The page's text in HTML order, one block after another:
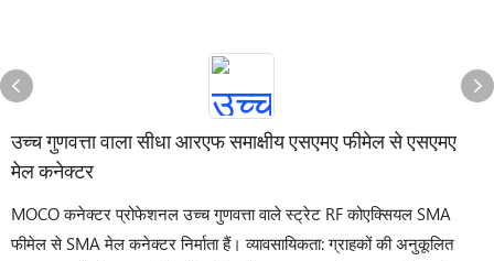
उच्च गुणवत्ता वाला सीधा आरएफ समाक्षीय एसएमए फीमेल से एसएमए
मेल कनेक्टर
MOCO कनेक्टर प्रोफेशनल उच्च गुणवत्ता वाले स्ट्रेट RF कोएक्सियल SMA
फीमेल से SMA मेल कनेक्टर निर्माता हैं। व्यावसायिकता: ग्राहकों की अनुकूलित